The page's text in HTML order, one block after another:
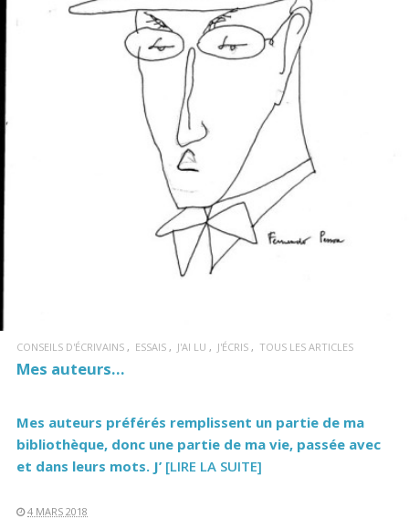
LIRE LA SUITE
CONSEILS D'ÉCRIVAINS ESSAIS J'AI LU J'ÉCRIS TOUS LES ARTICLES
Mes auteurs…
Mes auteurs préférés remplissent un partie de ma
bibliothèque, donc une partie de ma vie, passée avec
et dans leurs mots. J’ [LIRE LA SUITE]
4 MARS 2018